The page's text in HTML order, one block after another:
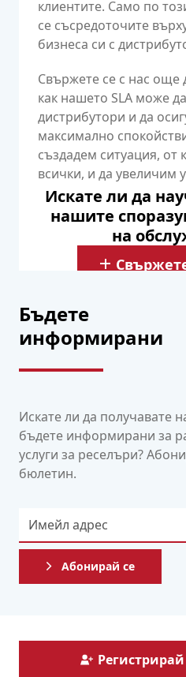
клиентите. Само по
се съсредоточите
бизнеса си с
Свържете се с нас още
как нашето SLA може
дистрибутори и да
максимално
създадем ситуация, от
всички, и да увеличим
риселър на VPS услуги.
Искате ли да
нашите
на
Бъдете
информирани
Искате ли да получавате
бъдете информирани за
услуги за реселъри?
бюлетин.
Абонирай се